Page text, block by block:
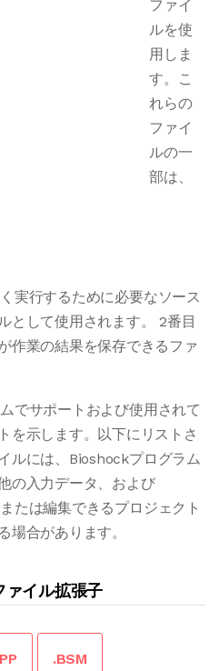
ファイ
ルを使
用しま
す。こ
れらの
ファイ
ルの一
部は、
実行するために必要なソース
として使用されます。 2番目
作業の結果を保存できるファ
でサポートおよび使用されて
を示します。以下にリストさ
ルには、Bioshockプログラム
の入力データ、および
たは編集できるプロジェクト
場合があります。
ァイル拡張子
.BSM